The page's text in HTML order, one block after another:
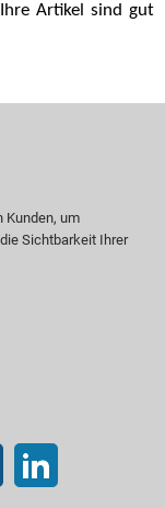
Artikel sind gut
Kunden, um
Sichtbarkeit Ihrer
Instagram